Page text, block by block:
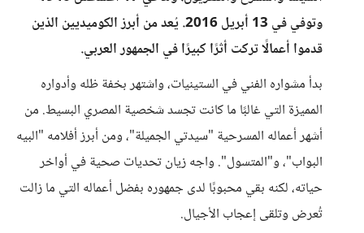
وتوفي في 13 أبريل 2016. يُعد من أبرز الكوميديين الذين
قدموا أعمالًا تركت أثرًا كبيرًا في الجمهور العربي.
بدأ مشواره الفني في الستينيات، واشتهر بخفة ظله وأدواره
المميزة التي غالبًا ما كانت تجسد شخصية المصري البسيط. من
أشهر أعماله المسرحية "سيدتي الجميلة"، ومن أبرز أفلامه "البيه
البواب"، و"المتسول". واجه زيان تحديات صحية في أواخر
حياته، لكنه بقي محبوبًا لدى جمهوره بفضل أعماله التي ما زالت
تُعرض وتلقى إعجاب الأجيال.